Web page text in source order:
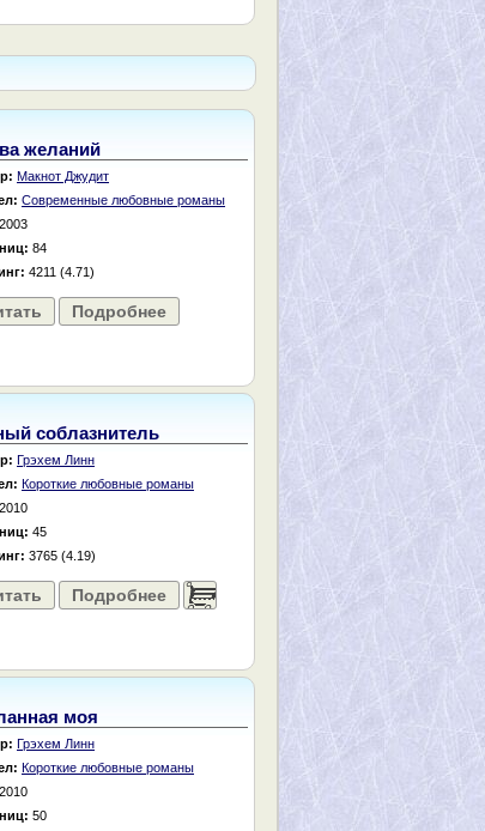
желаний
Макнот Джудит
Современные любовные романы
2003
84
4211 (4.71)
Подробнее
соблазнитель
Грэхем Линн
Короткие любовные романы
2010
45
3765 (4.19)
Подробнее ......
моя
Грэхем Линн
Короткие любовные романы
2010
50